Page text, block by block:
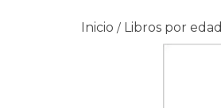
Inicio / Libros por edad